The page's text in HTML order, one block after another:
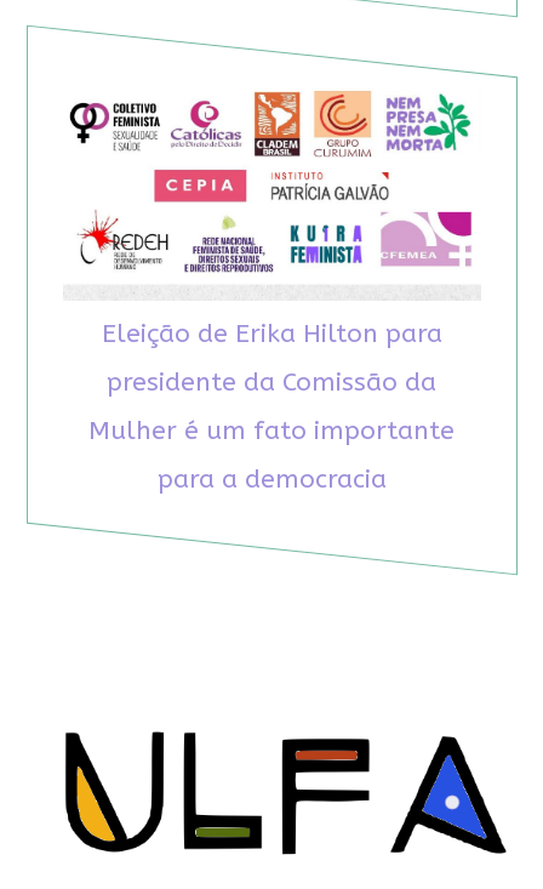
Eleição de Erika Hilton para
presidente da Comissão da
Mulher é um fato importante
para a democracia